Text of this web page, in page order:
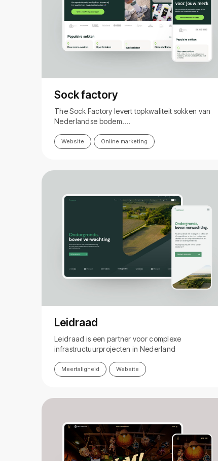
Sock factory
The Sock Factory levert topkwaliteit sokken van
Nederlandse bodem.…
Website Online marketing
Leidraad
Leidraad is een partner voor complexe
infrastructuurprojecten in Nederland
Meertaligheid Website